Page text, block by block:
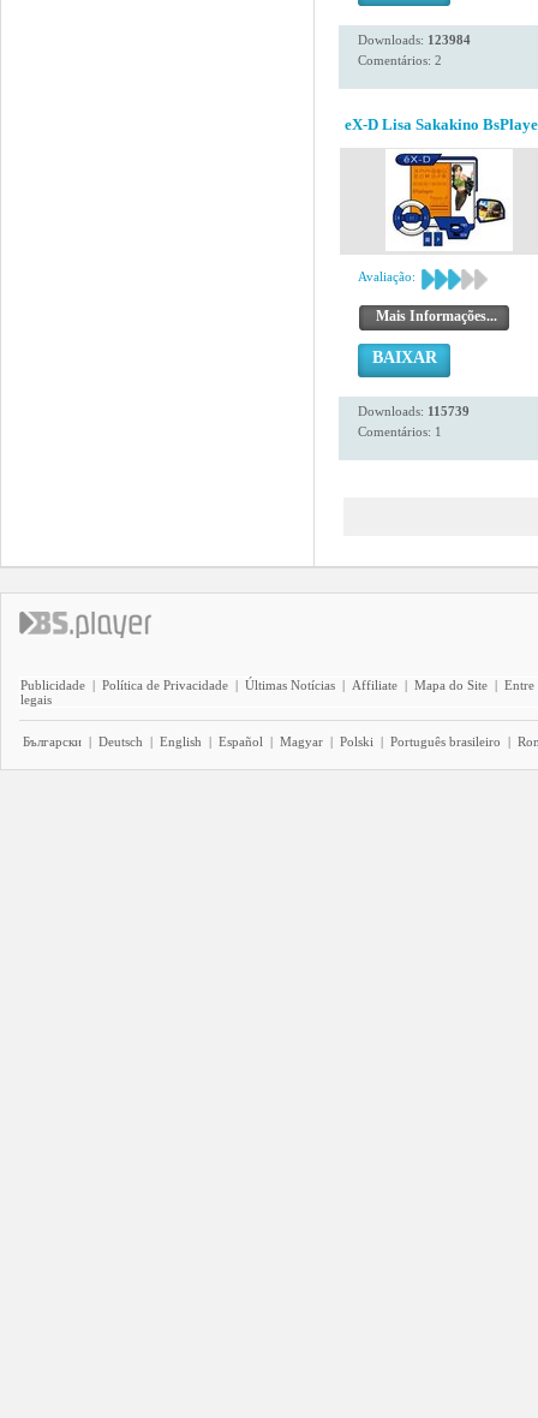
Downloads: 123984
Comentários: 2
eX-D Lisa Sakakino
Avaliação:
Mais Informações...
BAIXAR
Downloads: 115739
Comentários: 1
Publicidade | Política de Privacidade | Últimas Notícias | Affiliate | Mapa do Site | Entre
legais
Български | Deutsch | English | Español | Magyar | Polski | Português brasileiro |